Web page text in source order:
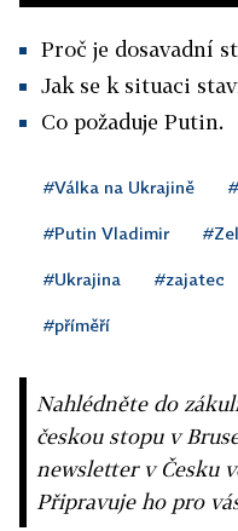
Proč je dosavadní
Jak se k situaci
Co požaduje Putin.
#Válka na Ukrajině
#Putin Vladimir
#Ukrajina #zajatec
#příměří
Nahlédněte do
českou stopu v
newsletter v Česku
Připravuje ho pro